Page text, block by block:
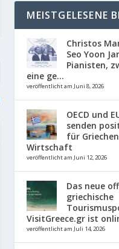
MEISTGELESENE
Christos
Seo Yoon
Pianisten,
eine ge...
veröffentlicht am Juni 8, 2026
OECD und
senden
für
Wirtschaft
veröffentlicht am Juni 12, 2026
Das neue
griechische
VisitGreece.gr ist
veröffentlicht am Juli 14, 2026